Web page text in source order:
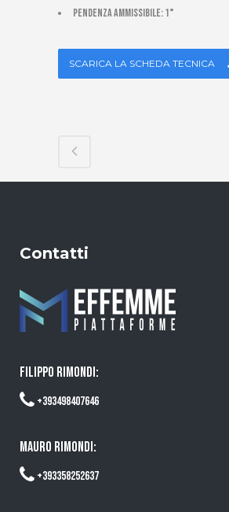
Pendenza ammissibile: 1°
SCARICA LA SCHEDA TECNICA
Contatti
FILIPPO RIMONDI:
+393498407646
MAURO RIMONDI:
+393358252637